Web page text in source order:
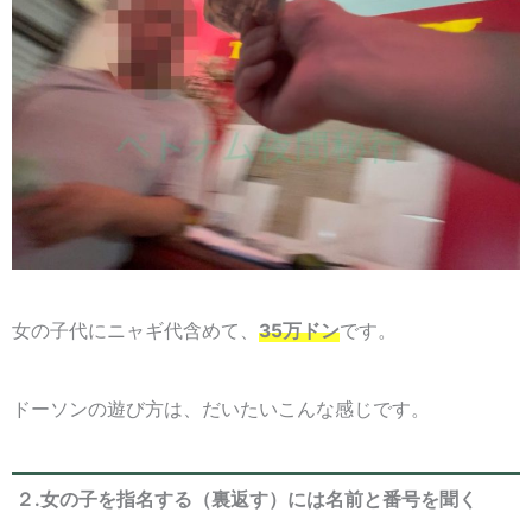
女の子代にニャギ代含めて、 35万ドンです。
ドーソンの遊び方は、だいたいこんな感じです。
２.女の子を指名する（裏返す）には名前と番号を聞く